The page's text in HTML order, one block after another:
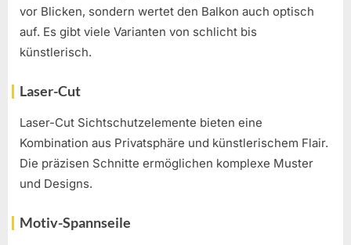
vor Blicken, sondern wertet den Balkon auch optisch
auf. Es gibt viele Varianten von schlicht bis
künstlerisch.
Laser-Cut
Laser-Cut Sichtschutzelemente bieten eine
Kombination aus Privatsphäre und künstlerischem Flair.
Die präzisen Schnitte ermöglichen komplexe Muster
und Designs.
Motiv-Spannseile